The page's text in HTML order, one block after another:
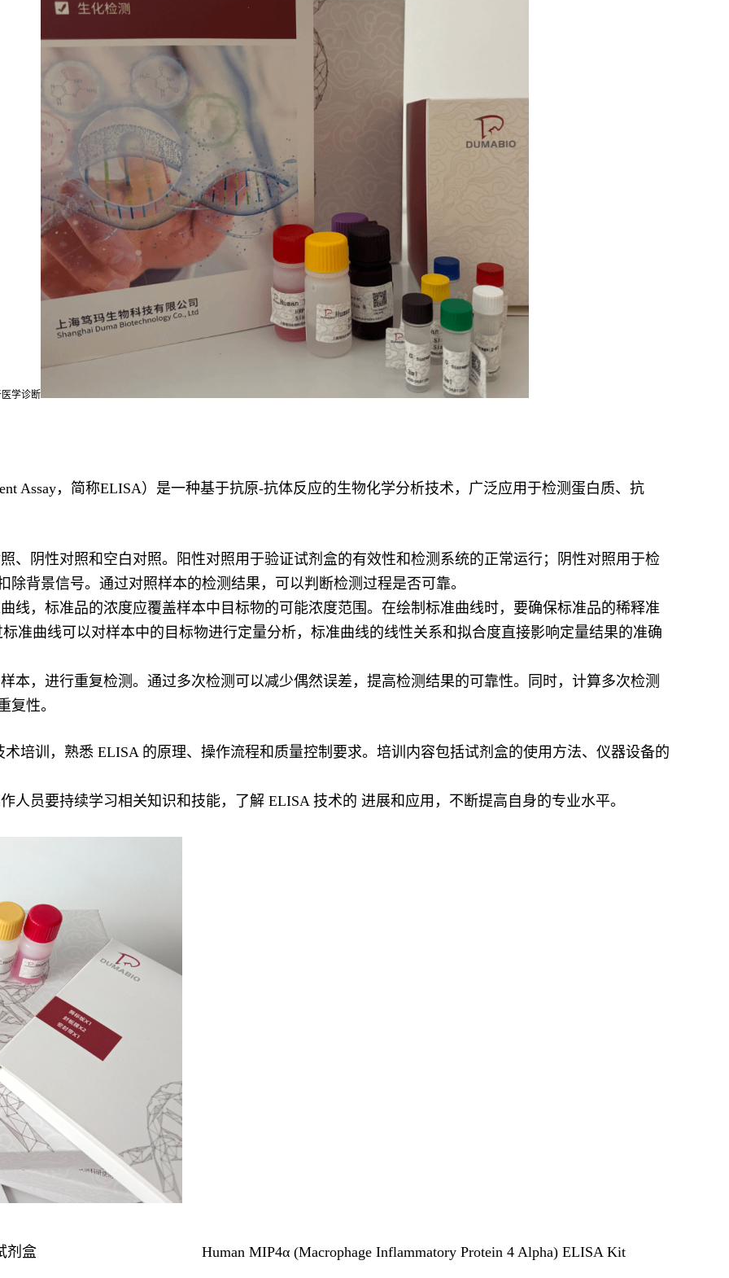
学诊断
Assay，简称ELISA）是一种基于抗原-抗体反应的生物化学分析技术，广泛应用于检测蛋白质、抗
、阴性对照和空白对照。阳性对照用于验证试剂盒的有效性和检测系统的正常运行；阴性对照用于检
背景信号。通过对照样本的检测结果，可以判断检测过程是否可靠。
线，标准品的浓度应覆盖样本中目标物的可能浓度范围。在绘制标准曲线时，要确保标准品的稀释准
准曲线可以对样本中的目标物进行定量分析，标准曲线的线性关系和拟合度直接影响定量结果的准确
本，进行重复检测。通过多次检测可以减少偶然误差，提高检测结果的可靠性。同时，计算多次检测
复性。
术培训，熟悉 ELISA 的原理、操作流程和质量控制要求。培训内容包括试剂盒的使用方法、仪器设备的
人员要持续学习相关知识和技能，了解 ELISA 技术的 进展和应用，不断提高自身的专业水平。
剂盒 Human MIP4α (Macrophage Inflammatory Protein 4 Alpha) ELISA Kit